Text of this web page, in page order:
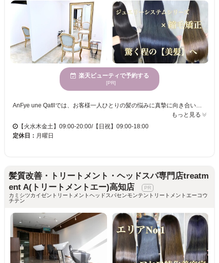
楽天ビューティで予約する
[PR]
AnFye une Qatllでは、お客様一人ひとりの髪の悩みに真摯に向き合い、最適なスタイルを提供しています。特に縮毛矯正が得意で、うねりやくせ毛に悩む方も理想のまっすぐな髪を実現します。自然の温もりが感じられる空間で、心身ともにリラックスしながら施術を受けていただけます。さまざまな年齢層のお客様に満足してもらえるよう、経験豊富なスタッフが丁寧に対応します。AnFye une Qatllのサービスを体験し、なりたい自分になりませんか？クレジットカードもご利用可能ですので、安心してご来店ください。
もっと見る
【火水木金土】09:00-20:00/【日祝】09:00-18:00
定休日： 月曜日
髪質改善・トリートメント・ヘッドスパ専門店treatm
ent A(トリートメントエー)高知店
カミシツカイゼントリートメントヘッドスパセンモンテントリートメントエーコウ
チテン